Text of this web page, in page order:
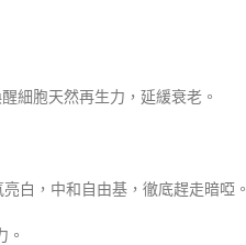
細胞天然再生力，延緩衰老。
亮白，中和自由基，徹底趕走暗啞。
。